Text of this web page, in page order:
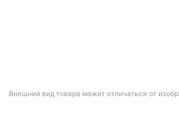
Bнешний вид товара может отличаться от